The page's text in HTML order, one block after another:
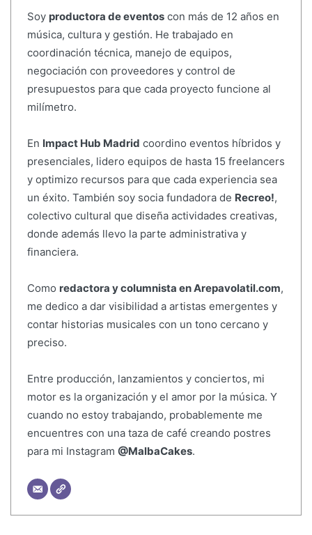
Soy productora de eventoscon más de 12 años en
música, cultura y gestión. He trabajado en
coordinación técnica, manejo de equipos,
negociación con proveedores y control de
presupuestos para que cada proyecto funcione al
milímetro.
En Impact Hub Madrid coordino eventos híbridos y
presenciales, lidero equipos de hasta 15 freelancers
y optimizo recursos para que cada experiencia sea
un éxito. También soy socia fundadora de Recreo!,
colectivo cultural que diseña actividades creativas,
donde además llevo la parte administrativa y
financiera.
Como redactora y columnista en Arepavolatil.com,
me dedico a dar visibilidad a artistas emergentes y
contar historias musicales con un tono cercano y
preciso.
Entre producción, lanzamientos y conciertos, mi
motor es la organización y el amor por la música. Y
cuando no estoy trabajando, probablemente me
encuentres con una taza de café creando postres
para mi Instagram @MalbaCakes.